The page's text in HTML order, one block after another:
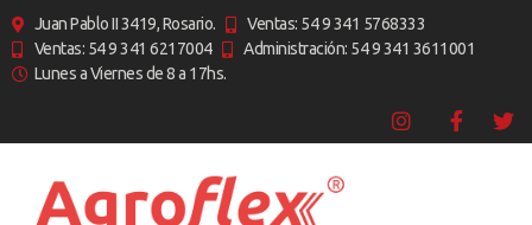
Juan Pablo II 3419, Rosario.
Ventas: 54 9 341 5768333
Ventas: 54 9 341 6217004
Administración: 54 9 341 3611001
Lunes a Viernes de 8 a 17hs.